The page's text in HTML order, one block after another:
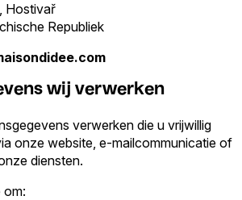
Hostivař
Republiek
wij verwerken
verwerken die u vrijwillig
onze website, e-mailcommunicatie of
diensten.
om: